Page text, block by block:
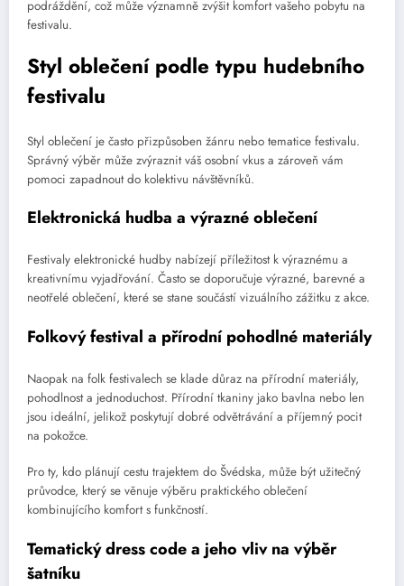
podráždění, což může významně zvýšit komfort vašeho pobytu na
festivalu.
Styl oblečení podle typu hudebního
festivalu
Styl oblečení je často přizpůsoben žánru nebo tematice festivalu.
Správný výběr může zvýraznit váš osobní vkus a zároveň vám
pomoci zapadnout do kolektivu návštěvníků.
Elektronická hudba a výrazné oblečení
Festivaly elektronické hudby nabízejí příležitost k výraznému a
kreativnímu vyjadřování. Často se doporučuje výrazné, barevné a
neotřelé oblečení, které se stane součástí vizuálního zážitku z akce.
Folkový festival a přírodní pohodlné materiály
Naopak na folk festivalech se klade důraz na přírodní materiály,
pohodlnost a jednoduchost. Přírodní tkaniny jako bavlna nebo len
jsou ideální, jelikož poskytují dobré odvětrávání a příjemný pocit
na pokožce.
Pro ty, kdo plánují cestu trajektem do Švédska, může být užitečný
průvodce, který se věnuje výběru praktického oblečení
kombinujícího komfort s funkčností.
Tematický dress code a jeho vliv na výběr
šatníku